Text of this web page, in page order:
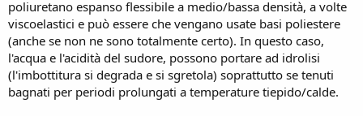
poliuretano espanso flessibile a medio/bassa densità, a volte
viscoelastici e può essere che vengano usate basi poliestere
(anche se non ne sono totalmente certo). In questo caso,
l'acqua e l'acidità del sudore, possono portare ad idrolisi
(l'imbottitura si degrada e si sgretola) soprattutto se tenuti
bagnati per periodi prolungati a temperature tiepido/calde.